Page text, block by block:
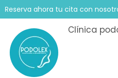
Vés
al
contingut
Reserva ahora tu cita con
Clínica